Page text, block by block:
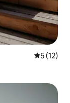
平均评分
5 (12)